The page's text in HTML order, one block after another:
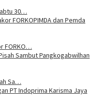
30…
FORKO…
Sa…